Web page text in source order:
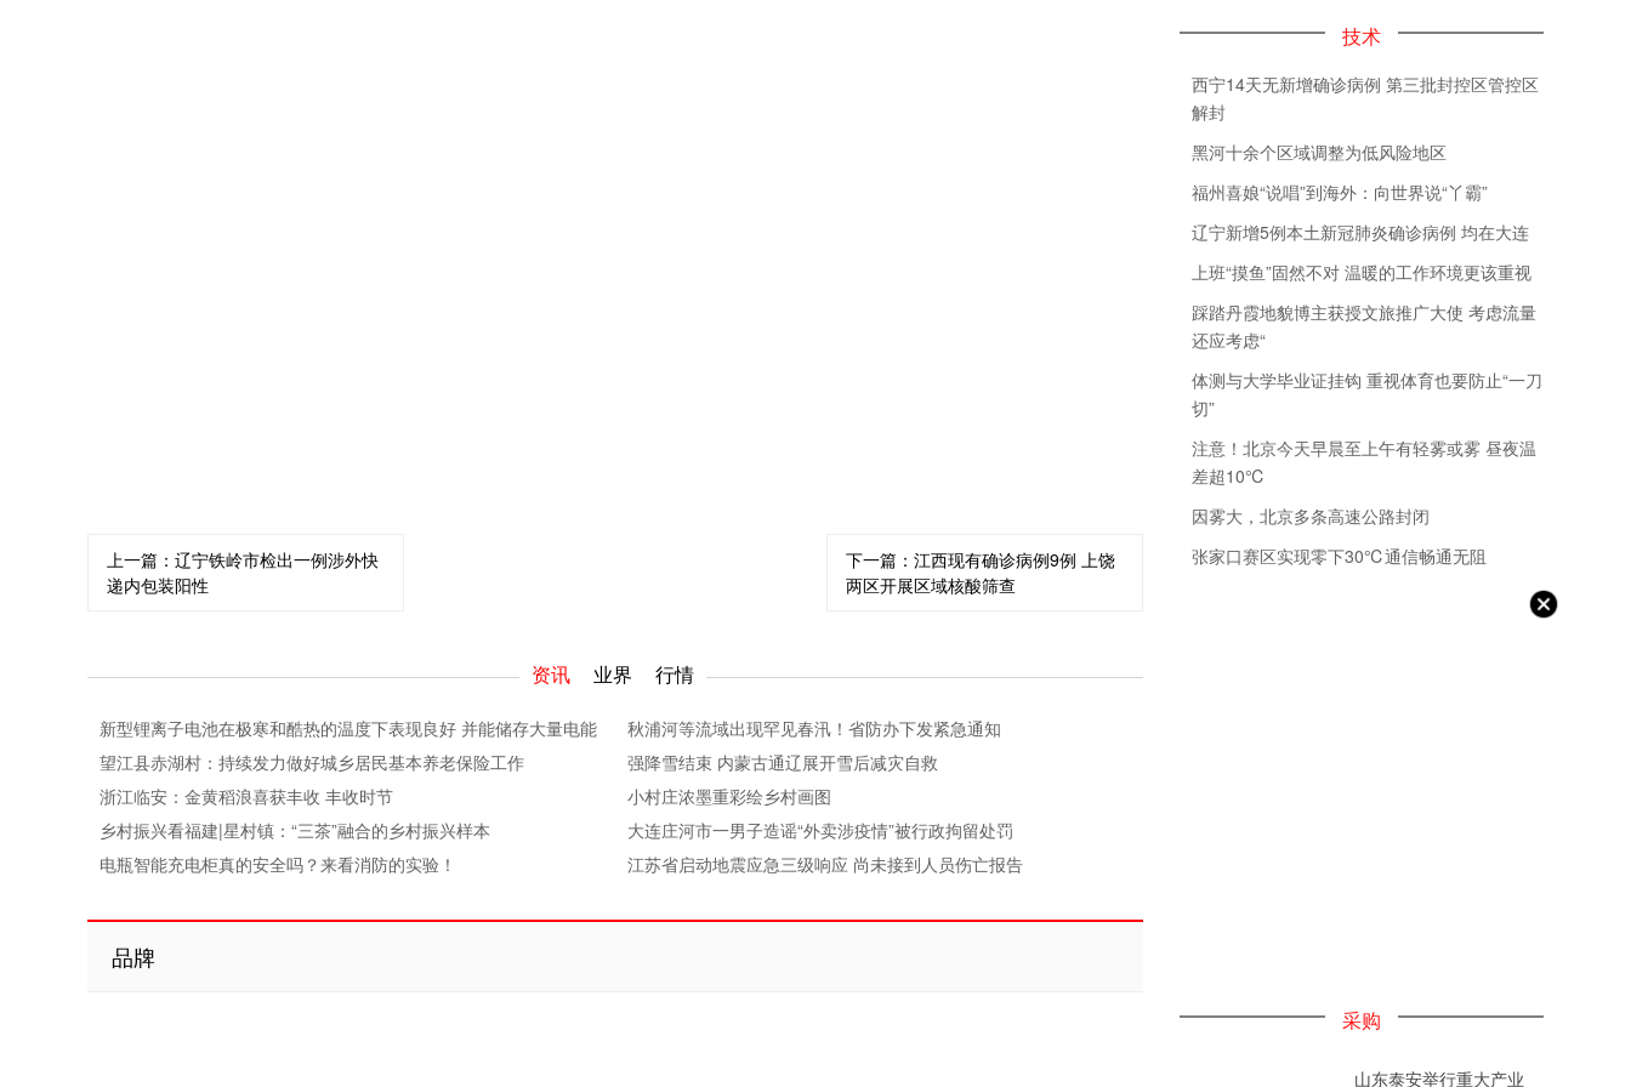
上一篇： 辽宁铁岭市检出一例涉外快
递内包装阳性
下一篇： 江西现有确诊病例9例 上饶
两区开展区域核酸筛查
资讯 业界 行情
新型锂离子电池在极寒和酷热的温度下表现良好 并能储存大量电能
秋浦河等流域出现罕见春汛！省防办下发紧急通知
望江县赤湖村：持续发力做好城乡居民基本养老保险工作
强降雪结束 内蒙古通辽展开雪后减灾自救
浙江临安：金黄稻浪喜获丰收 丰收时节
小村庄浓墨重彩绘乡村画图
乡村振兴看福建|星村镇：“三茶”融合的乡村振兴样本
大连庄河市一男子造谣“外卖涉疫情”被行政拘留处罚
电瓶智能充电柜真的安全吗？来看消防的实验！
江苏省启动地震应急三级响应 尚未接到人员伤亡报告
品牌
技术
西宁14天无新增确诊病例 第三批封控区管控区
解封
黑河十余个区域调整为低风险地区
福州喜娘“说唱”到海外：向世界说“丫霸”
辽宁新增5例本土新冠肺炎确诊病例 均在大连
上班“摸鱼”固然不对 温暖的工作环境更该重视
踩踏丹霞地貌博主获授文旅推广大使 考虑流量
还应考虑“
体测与大学毕业证挂钩 重视体育也要防止“一刀
切”
注意！北京今天早晨至上午有轻雾或雾 昼夜温
差超10℃
因雾大，北京多条高速公路封闭
张家口赛区实现零下30℃通信畅通无阻
采购
山东泰安举行重大产业